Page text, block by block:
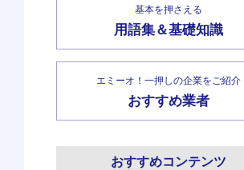
基本を押さえる
用語集＆基礎知識
エミーオ！一押しの企業をご紹介
おすすめ業者
おすすめコンテンツ